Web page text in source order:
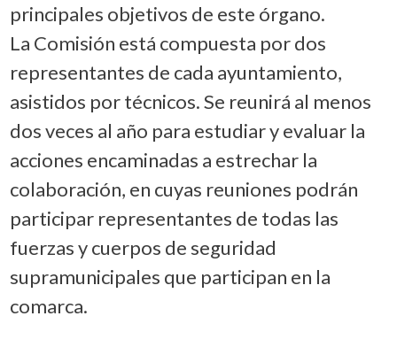
principales objetivos de este órgano.
La Comisión está compuesta por dos
representantes de cada ayuntamiento,
asistidos por técnicos. Se reunirá al menos
dos veces al año para estudiar y evaluar la
acciones encaminadas a estrechar la
colaboración, en cuyas reuniones podrán
participar representantes de todas las
fuerzas y cuerpos de seguridad
supramunicipales que participan en la
comarca.